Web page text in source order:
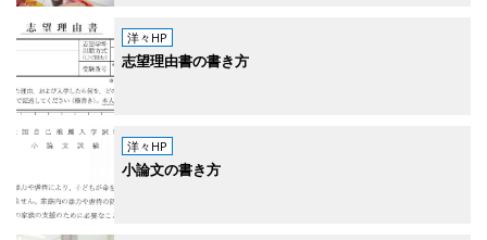
洋々HP
志望理由書の書き方
洋々HP
小論文の書き方